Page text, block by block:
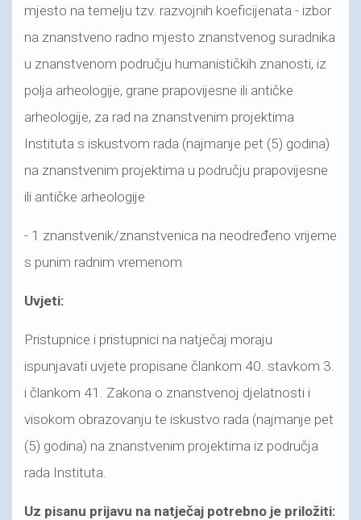
mjesto na temelju tzv. razvojnih koeficijenata - izbor
na znanstveno radno mjesto znanstvenog suradnika
u znanstvenom području humanističkih znanosti, iz
polja arheologije, grane prapovijesne ili antičke
arheologije, za rad na znanstvenim projektima
Instituta s iskustvom rada (najmanje pet (5) godina)
na znanstvenim projektima u području prapovijesne
ili antičke arheologije
- 1 znanstvenik/znanstvenica na neodređeno vrijeme
s punim radnim vremenom
Uvjeti:
Pristupnice i pristupnici na natječaj moraju
ispunjavati uvjete propisane člankom 40. stavkom 3.
i člankom 41. Zakona o znanstvenoj djelatnosti i
visokom obrazovanju te iskustvo rada (najmanje pet
(5) godina) na znanstvenim projektima iz područja
rada Instituta.
Uz pisanu prijavu na natječaj potrebno je priložiti: